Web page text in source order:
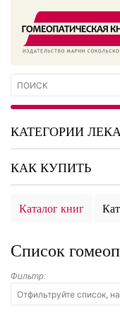
КАТЕГОРИИ
КАК КУПИТЬ
Каталог книг
Список
Фильтр: